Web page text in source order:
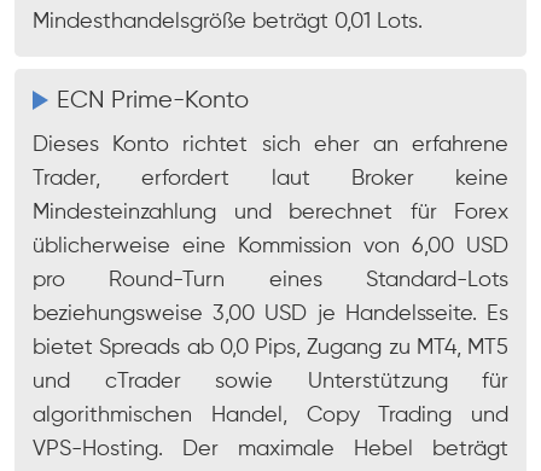
Mindesthandelsgröße beträgt 0,01 Lots.
ECN Prime-Konto
Dieses Konto richtet sich eher an erfahrene
Trader, erfordert laut Broker keine
Mindesteinzahlung und berechnet für Forex
üblicherweise eine Kommission von 6,00 USD
pro Round-Turn eines Standard-Lots
beziehungsweise 3,00 USD je Handelsseite. Es
bietet Spreads ab 0,0 Pips, Zugang zu MT4, MT5
und cTrader sowie Unterstützung für
algorithmischen Handel, Copy Trading und
VPS-Hosting. Der maximale Hebel beträgt